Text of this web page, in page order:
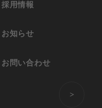
採用情報
お知らせ
お問い合わせ